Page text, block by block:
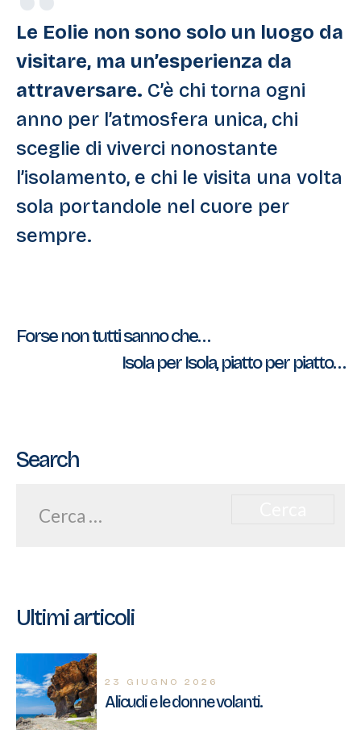
Le Eolie non sono solo un luogo da
visitare, ma un’esperienza da
attraversare. C’è chi torna ogni
anno per l’atmosfera unica, chi
sceglie di viverci nonostante
l’isolamento, e chi le visita una volta
sola portandole nel cuore per
sempre.
Navigazione
Forse non tutti sanno che…
Isola per Isola, piatto per piatto…
Search
per:
Ultimi articoli
23 GIUGNO 2026
Alicudi e le donne volanti.